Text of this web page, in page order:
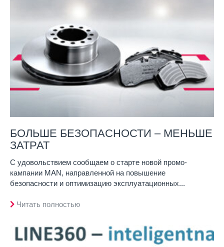
БОЛЬШЕ БЕЗОПАСНОСТИ – МЕНЬШЕ
ЗАТРАТ
С удовольствием сообщаем о старте новой промо-
кампании MAN, направленной на повышение
безопасности и оптимизацию эксплуатационных...
Читать полностью